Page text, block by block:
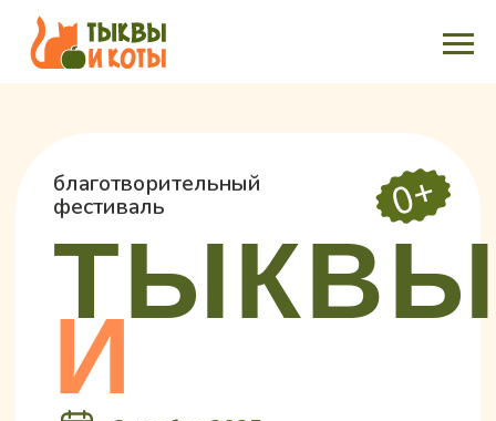
И
КОТЫ
ТЫКВЫ
Центр «Благосфера»
1-й Боткинский проезд,
11:00 – 19:00
2 ноября 2025